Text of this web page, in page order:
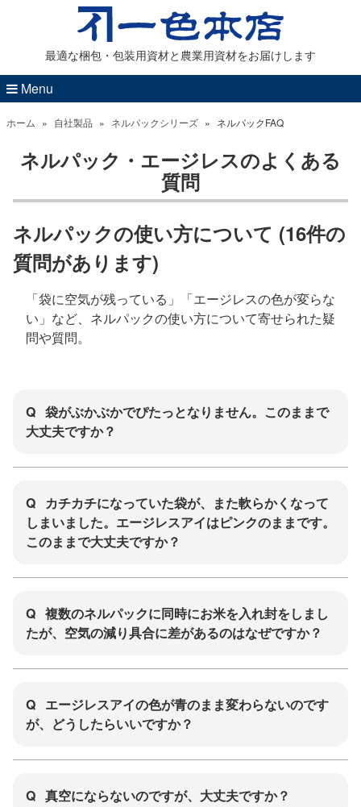
最適な梱包・包装用資材と農業用資材をお届けします
Menu
ホーム » 自社製品 » ネルパックシリーズ » ネルパックFAQ
ネルパック・エージレスのよくある
質問
ネルパックの使い方について (16件の
質問があります)
「袋に空気が残っている」「エージレスの色が変らな
い」など、ネルパックの使い方について寄せられた疑
問や質問。
Q 袋がぶかぶかでぴたっとなりません。このままで
大丈夫ですか？
Q カチカチになっていた袋が、また軟らかくなって
しまいました。エージレスアイはピンクのままです。
このままで大丈夫ですか？
Q 複数のネルパックに同時にお米を入れ封をしまし
たが、空気の減り具合に差があるのはなぜですか？
Q エージレスアイの色が青のまま変わらないのです
が、どうしたらいいですか？
Q 真空にならないのですが、大丈夫ですか？